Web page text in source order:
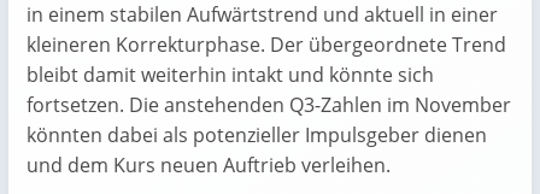
in einem stabilen Aufwärtstrend und aktuell in einer
kleineren Korrekturphase. Der übergeordnete Trend
bleibt damit weiterhin intakt und könnte sich
fortsetzen. Die anstehenden Q3-Zahlen im November
könnten dabei als potenzieller Impulsgeber dienen
und dem Kurs neuen Auftrieb verleihen.